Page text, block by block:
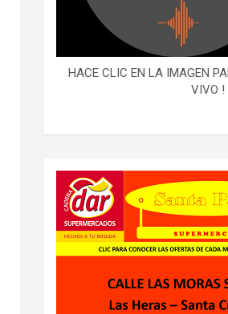
HACE CLIC EN LA IMAGEN
VIVO !